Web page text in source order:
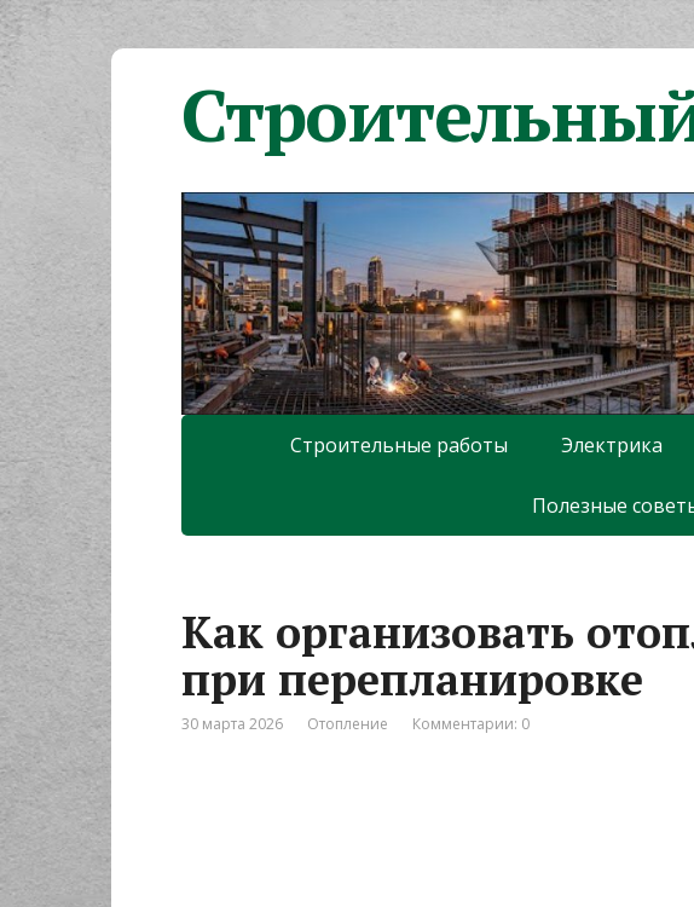
Строительные работы Электрика
Полезные
Как организовать
при перепланировке
30 марта 2026 Отопление Комментарии: 0